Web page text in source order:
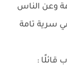
وعن الناس
سرية تامة
قائلًا :